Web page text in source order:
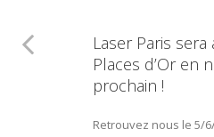
Laser Paris
Places d’Or en
prochain !
Retrouvez nous le 5/